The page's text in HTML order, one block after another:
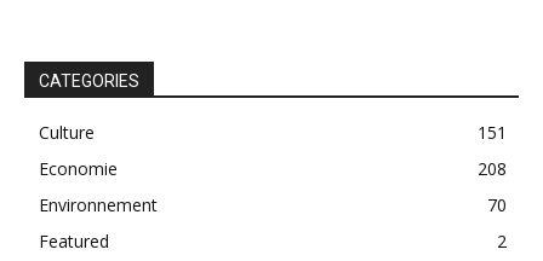
CATEGORIES
Culture
151
Economie
208
Environnement
70
Featured
2